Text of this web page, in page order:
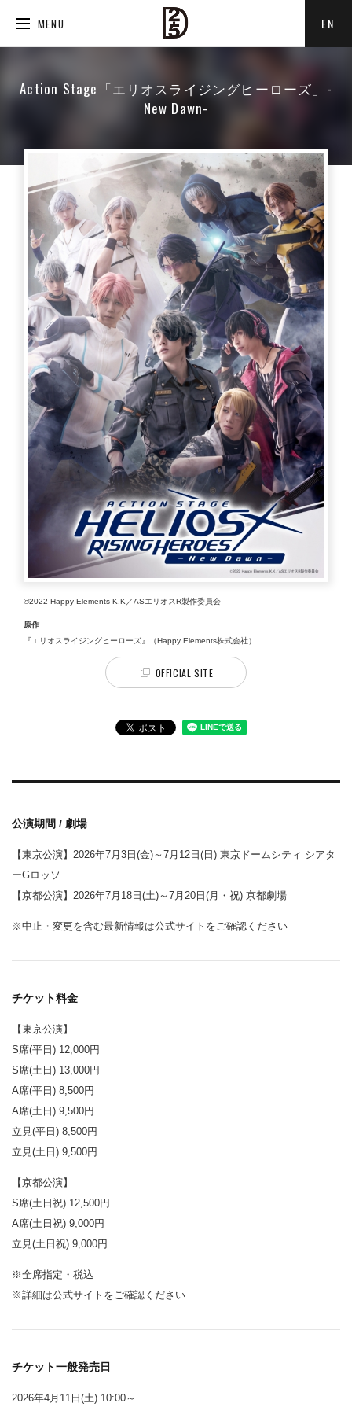
MENU EN
Action Stage「エリオスライジングヒーローズ」-
New Dawn-
©2022 Happy Elements K.K／ASエリオスR製作委員会
原作
『エリオスライジングヒーローズ』（Happy Elements株式会社）
OFFICIAL SITE
公演期間 / 劇場
【東京公演】2026年7月3日(金)～7月12日(日) 東京ドームシティ シアタ
ーGロッソ
【京都公演】2026年7月18日(土)～7月20日(月・祝) 京都劇場
※中止・変更を含む最新情報は公式サイトをご確認ください
チケット料金
【東京公演】
S席(平日) 12,000円
S席(土日) 13,000円
A席(平日) 8,500円
A席(土日) 9,500円
立見(平日) 8,500円
立見(土日) 9,500円
【京都公演】
S席(土日祝) 12,500円
A席(土日祝) 9,000円
立見(土日祝) 9,000円
※全席指定・税込
※詳細は公式サイトをご確認ください
チケット一般発売日
2026年4月11日(土) 10:00～